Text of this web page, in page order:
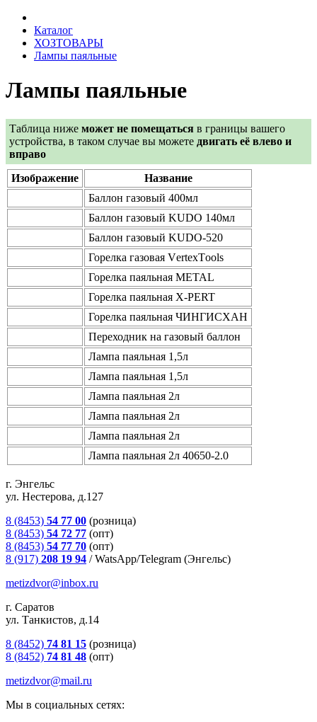
Каталог
ХОЗТОВАРЫ
Лампы паяльные
Лампы паяльные
Таблица ниже может не помещаться в границы вашего
устройства, в таком случае вы можете двигать её влево и
вправо
Изображение
Название
Баллон газовый 400мл
Баллон газовый KUDO 140мл
Баллон газовый KUDO-520
Горелка газовая VеrtеxTооls
Горелка паяльная METAL
Горелка паяльная X-PERT
Горелка паяльная ЧИНГИСХАН
Переходник на газовый баллон
Лампа паяльная 1,5л
Лампа паяльная 1,5л
Лампа паяльная 2л
Лампа паяльная 2л
Лампа паяльная 2л
Лампа паяльная 2л 40650-2.0
г. Энгельс
ул. Нестерова, д.127
8 (8453) 54 77 00 (розница)
8 (8453) 54 72 77 (опт)
8 (8453) 54 77 70 (опт)
8 (917) 208 19 94 /WatsApp/Telegram (Энгельс)
metizdvor@inbox.ru
г. Саратов
ул. Танкистов, д.14
8 (8452) 74 81 15 (розница)
8 (8452) 74 81 48 (опт)
metizdvor@mail.ru
Мы в социальных сетях: